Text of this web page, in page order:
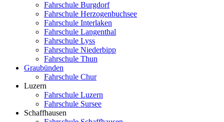
Fahrschule Burgdorf
Fahrschule Herzogenbuchsee
Fahrschule Interlaken
Fahrschule Langenthal
Fahrschule Lyss
Fahrschule Niederbipp
Fahrschule Thun
Graubünden
Fahrschule Chur
Luzern
Fahrschule Luzern
Fahrschule Sursee
Schaffhausen